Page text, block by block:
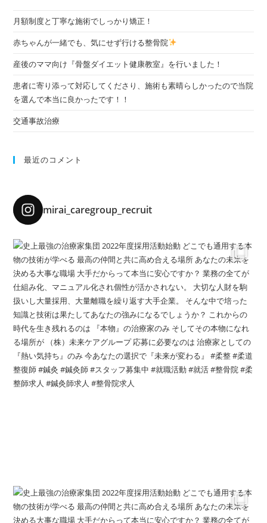
月額制度と丁寧な施術でしっかり矯正！
赤ちゃんが一緒でも、気にせず行ける整骨院
産後のママ向け『骨盤ダイエット健康教室』を行いました！
患者に寄り添って対応してくださり、施術も素晴らしかったので当院
を選んで本当に良かったです！！
交通事故治療
最近のコメント
mirai_caregroup_recruit